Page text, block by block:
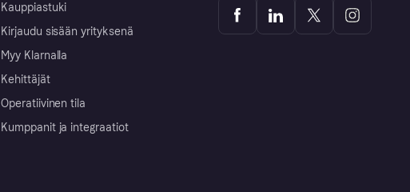
Kauppiastuki
Kirjaudu sisään yrityksenä
Myy Klarnalla
Kehittäjät
Operatiivinen tila
Kumppanit ja integraatiot